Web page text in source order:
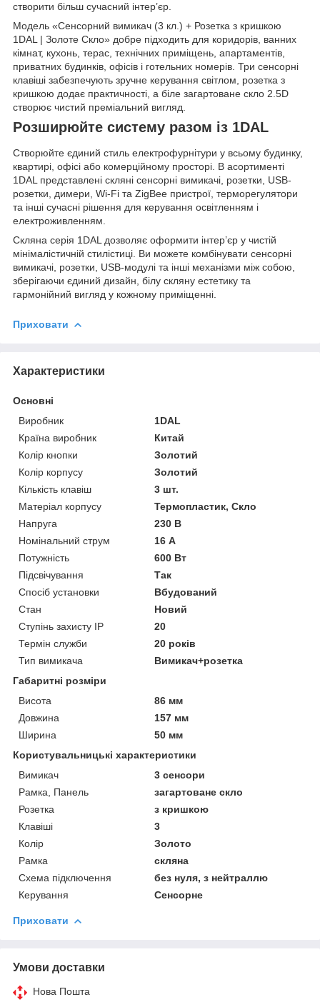
створити більш сучасний інтер’єр.
Модель «Сенсорний вимикач (3 кл.) + Розетка з кришкою
1DAL | Золоте Скло» добре підходить для коридорів, ванних
кімнат, кухонь, терас, технічних приміщень, апартаментів,
приватних будинків, офісів і готельних номерів. Три сенсорні
клавіші забезпечують зручне керування світлом, розетка з
кришкою додає практичності, а біле загартоване скло 2.5D
створює чистий преміальний вигляд.
Розширюйте систему разом із 1DAL
Створюйте єдиний стиль електрофурнітури у всьому будинку,
квартирі, офісі або комерційному просторі. В асортименті
1DAL представлені скляні сенсорні вимикачі, розетки, USB-
розетки, димери, Wi-Fi та ZigBee пристрої, терморегулятори
та інші сучасні рішення для керування освітленням і
електроживленням.
Скляна серія 1DAL дозволяє оформити інтер’єр у чистій
мінімалістичній стилістиці. Ви можете комбінувати сенсорні
вимикачі, розетки, USB-модулі та інші механізми між собою,
зберігаючи єдиний дизайн, білу скляну естетику та
гармонійний вигляд у кожному приміщенні.
Приховати
Характеристики
Основні
Виробник
1DAL
Країна виробник
Китай
Колір кнопки
Золотий
Колір корпусу
Золотий
Кількість клавіш
3 шт.
Матеріал корпусу
Термопластик, Скло
Напруга
230 В
Номінальний струм
16 А
Потужність
600 Вт
Підсвічування
Так
Спосіб установки
Вбудований
Стан
Новий
Ступінь захисту IP
20
Термін служби
20 років
Тип вимикача
Вимикач+розетка
Габаритні розміри
Висота
86 мм
Довжина
157 мм
Ширина
50 мм
Користувальницькі характеристики
Вимикач
3 сенсори
Рамка, Панель
загартоване скло
Розетка
з кришкою
Клавіші
3
Колір
Золото
Рамка
скляна
Схема підключення
без нуля, з нейтраллю
Керування
Сенсорне
Приховати
Умови доставки
Нова Пошта